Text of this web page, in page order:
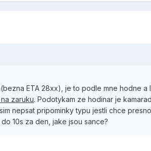
ETA 28xx), je to podle mne hodne a
zaruku. Podotykam ze hodinar je
nepsat pripominky typu jestli chce
10s za den, jake jsou sance?